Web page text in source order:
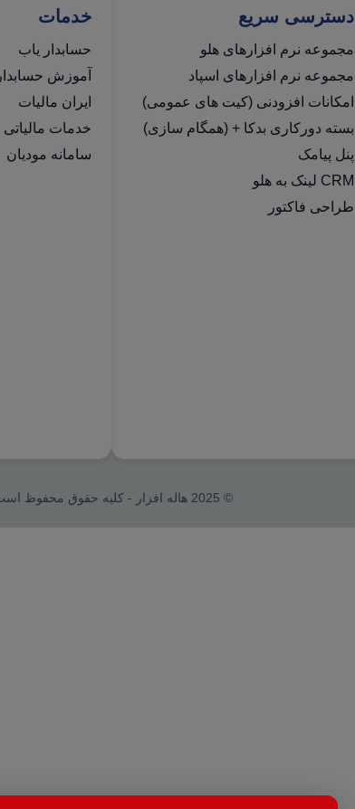
دسترسی سریع
مجموعه نرم افزارهای هلو
مجموعه نرم افزارهای اسپاد
امکانات افزودنی (کیت های عمومی)
بسته دورکاری بدکا + (همگام سازی)
پنل پیامک
CRM لینک به هلو
طراحی فاکتور
خدمات
حسابدار یاب
آموزش
ایران مالیات
خدمات مالیاتی
سامانه مودیان
© 2025 هاله افزار - کلیه حقوق محفوظ است.